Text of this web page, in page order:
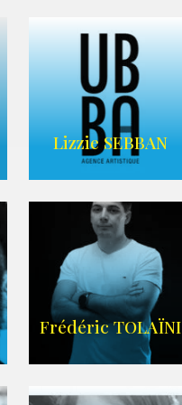
FRANCE
CASCADE
Lizzie SEBBAN
AGENCE UBBA
Frédéric TOLAÏNI